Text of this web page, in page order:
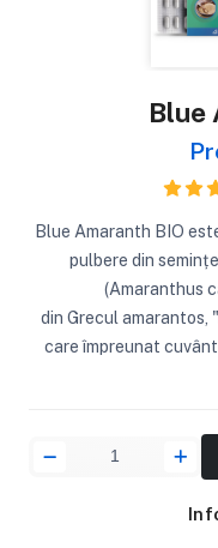
Blue
Blue Amaranth BIO
pulbere din
(Amaranthus
din Grecul amarantos,
care împreunat